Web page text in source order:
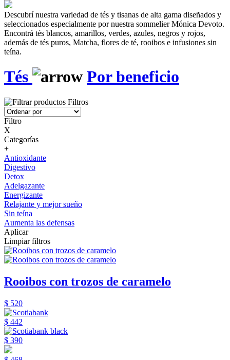
Descubrí nuestra variedad de tés y tisanas de alta gama diseñados y
seleccionados especialmente por nuestra sommelier Mónica Devoto.
Encontrá tés blancos, amarillos, verdes, azules, negros y rojos,
además de tés puros, Matcha, flores de té, rooibos e infusiones sin
teína.
Tés Por beneficio
Filtros
Filtro
X
Categorías
+
Antioxidante
Digestivo
Detox
Adelgazante
Energizante
Relajante y mejor sueño
Sin teína
Aumenta las defensas
Aplicar
Limpiar filtros
Rooibos con trozos de caramelo
$ 520
$ 442
$ 390